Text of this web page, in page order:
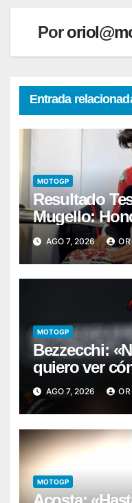
Por
Entrada
MOTOGP
Resultado
Mugello:
AGO 7, 2026
MOTOGP
Bezzecchi:
quiero ver
desde
AGO 7, 2026
MOTOGP